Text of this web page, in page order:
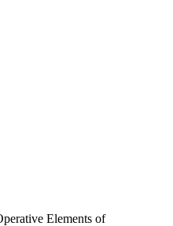
Elements of